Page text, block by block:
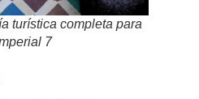
turística completa para
7